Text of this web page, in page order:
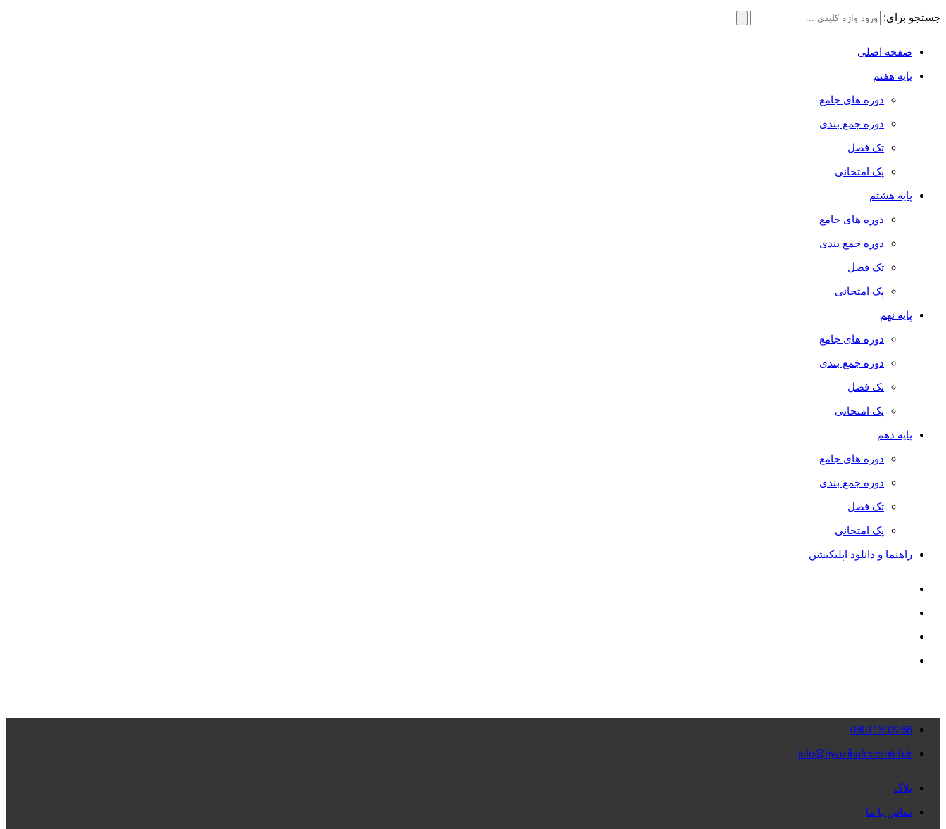
جستجو برای:
صفحه اصلی
پایه هفتم
دوره های جامع
دوره جمع بندی
تک فصل
پک امتحانی
پایه هشتم
دوره های جامع
دوره جمع بندی
تک فصل
پک امتحانی
پایه نهم
دوره های جامع
دوره جمع بندی
تک فصل
پک امتحانی
پایه دهم
دوره های جامع
دوره جمع بندی
تک فصل
پک امتحانی
راهنما و دانلود اپلیکیشن
09011903266
info@riyazibafereshteh.ir
بلاگ
تماس با ما